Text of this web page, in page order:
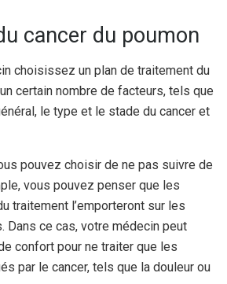
cancer du poumon
choisissez un plan de traitement du
certain nombre de facteurs, tels que
le type et le stade du cancer et
pouvez choisir de ne pas suivre de
vous pouvez penser que les
traitement l’emporteront sur les
Dans ce cas, votre médecin peut
confort pour ne traiter que les
par le cancer, tels que la douleur ou